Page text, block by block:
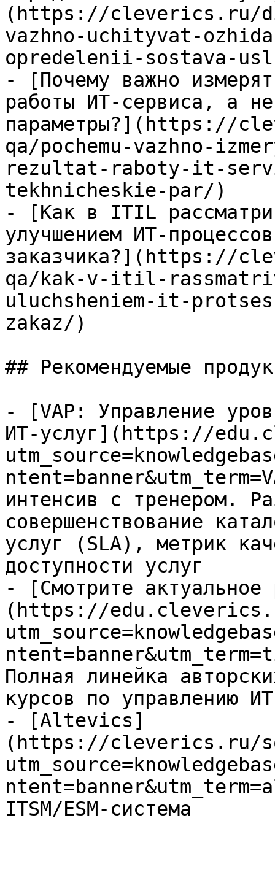
(https://cleverics.ru/
vazhno-uchityvat-
opredelenii-sostava-
- [Почему важно
работы ИТ-сервиса, а
параметры?](https://
qa/pochemu-vazhno-
rezultat-raboty-it-
tekhnicheskie-par/)
- [Как в ITIL
улучшением ИТ-
заказчика?](https://
qa/kak-v-itil-
uluchsheniem-it-
zakaz/)
## Рекомендуемые
- [VAP: Управление
ИТ-услуг](https://
интенсив с тренером.
совершенствование
услуг (SLA), метрик
доступности услуг
- [Смотрите актуальное
(https://
Полная линейка
курсов по управлению ИТ
- [Altevics]
(https://cleverics.ru/
ITSM/ESM-система